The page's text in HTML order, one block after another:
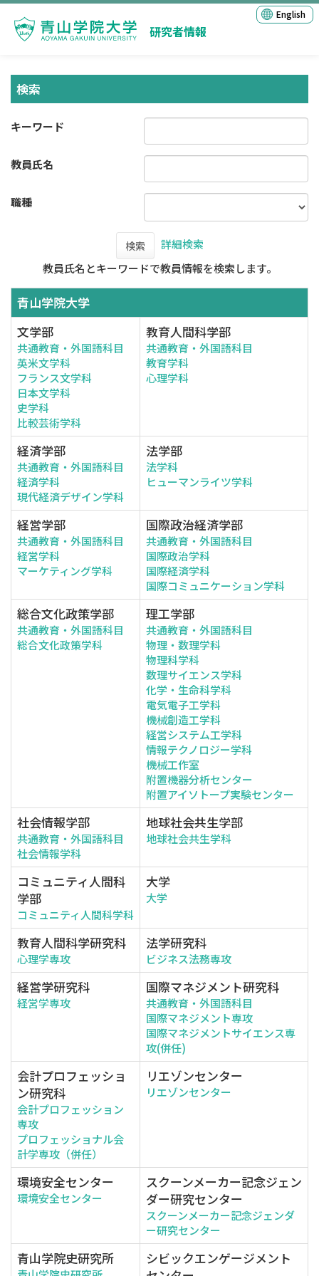
研究者情報
English
検索
キーワード
教員氏名
職種
検索
詳細検索
教員氏名とキーワードで教員情報を検索します。
青山学院大学
文学部
共通教育・外国語科目
英米文学科
フランス文学科
日本文学科
史学科
比較芸術学科
教育人間科学部
共通教育・外国語科目
教育学科
心理学科
経済学部
共通教育・外国語科目
経済学科
現代経済デザイン学科
法学部
法学科
ヒューマンライツ学科
経営学部
共通教育・外国語科目
経営学科
マーケティング学科
国際政治経済学部
共通教育・外国語科目
国際政治学科
国際経済学科
国際コミュニケーション学科
総合文化政策学部
共通教育・外国語科目
総合文化政策学科
理工学部
共通教育・外国語科目
物理・数理学科
物理科学科
数理サイエンス学科
化学・生命科学科
電気電子工学科
機械創造工学科
経営システム工学科
情報テクノロジー学科
機械工作室
附置機器分析センター
附置アイソトープ実験センター
社会情報学部
共通教育・外国語科目
社会情報学科
地球社会共生学部
地球社会共生学科
コミュニティ人間科
学部
コミュニティ人間科学科
大学
大学
教育人間科学研究科
心理学専攻
法学研究科
ビジネス法務専攻
経営学研究科
経営学専攻
国際マネジメント研究科
共通教育・外国語科目
国際マネジメント専攻
国際マネジメントサイエンス専
攻(併任)
会計プロフェッショ
ン研究科
会計プロフェッション
専攻
プロフェッショナル会
計学専攻（併任）
リエゾンセンター
リエゾンセンター
環境安全センター
環境安全センター
スクーンメーカー記念ジェン
ダー研究センター
スクーンメーカー記念ジェンダ
ー研究センター
青山学院史研究所
シビックエンゲージメント